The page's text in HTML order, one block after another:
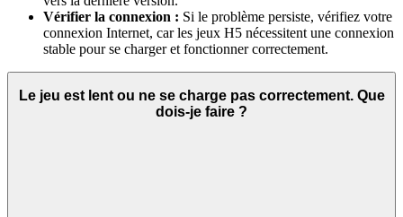
Vérifier la connexion : Si le problème persiste, vérifiez votre
connexion Internet, car les jeux H5 nécessitent une connexion
stable pour se charger et fonctionner correctement.
Le jeu est lent ou ne se charge pas correctement. Que
dois-je faire ?